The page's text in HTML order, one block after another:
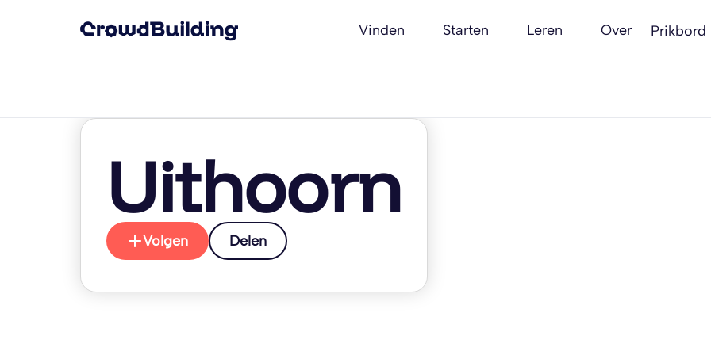
Vinden Starten Leren Over Prikbord
Uithoorn
Volgen Delen